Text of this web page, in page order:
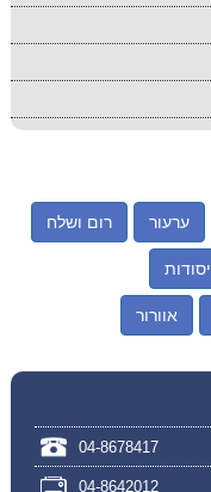
ערעור רום ושלח
יסודות
אוורור
04-8678417
04-8642012